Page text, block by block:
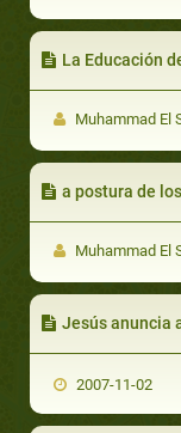
La Educación del
Muhammad El
a postura de
Muhammad El
Jesús anuncia
2007-11-02